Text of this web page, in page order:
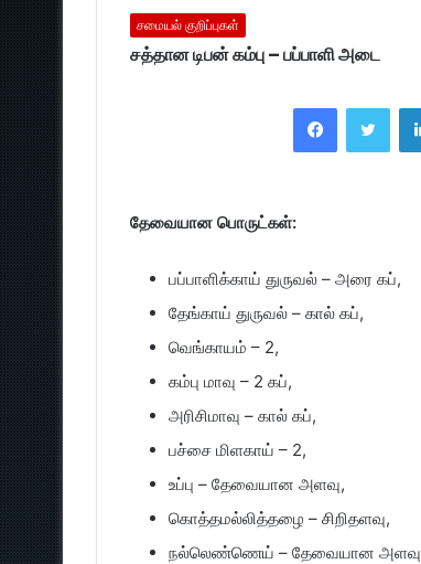
சமையல் குறிப்புகள்
சத்தான டிபன் கம்பு – பப்பாளி அடை
Facebook
தேவையான பொருட்கள்:
பப்பாளிக்காய் துருவல் – அரை கப்,
தேங்காய் துருவல் – கால் கப்,
வெங்காயம் – 2,
கம்பு மாவு – 2 கப்,
அரிசிமாவு – கால் கப்,
பச்சை மிளகாய் – 2,
உப்பு – தேவையான அளவு,
கொத்தமல்லித்தழை – சிறிதளவு,
நல்லெண்ணெய் – தேவையான